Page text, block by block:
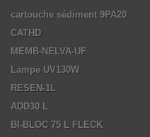
cartouche sédiment 9PA20
CATHD
MEMB-NELVA-UF
Lampe UV130W
RESEN-1L
ADD30 L
BI-BLOC 75 L FLECK